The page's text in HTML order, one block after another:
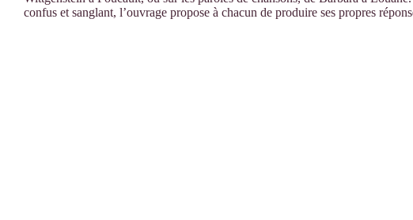
confus et sanglant, l’ouvrage propose à chacun de produire ses propres